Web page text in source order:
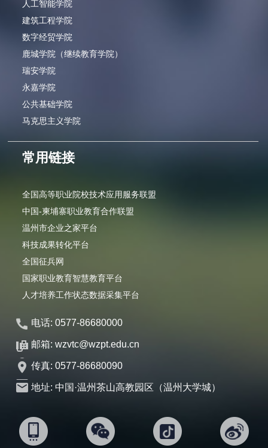
人工智能学院
建筑工程学院
数字经贸学院
鹿城学院（继续教育学院）
瑞安学院
永嘉学院
公共基础学院
马克思主义学院
常用链接
全国高等职业院校技术应用服务联盟
中国-柬埔寨职业教育合作联盟
温州市企业之家平台
科技成果转化平台
全国征兵网
国家职业教育智慧教育平台
人才培养工作状态数据采集平台
电话: 0577-86680000
邮箱: wzvtc@wzpt.edu.cn
传真: 0577-86680090
地址: 中国·温州茶山高教园区（温州大学城）